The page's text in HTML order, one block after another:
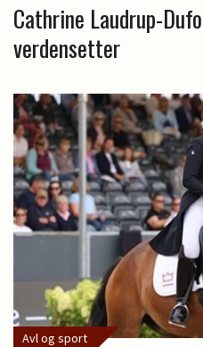
Cathrine Laudrup-
verdensetter
Avl og sport